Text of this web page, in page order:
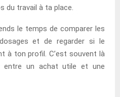
du travail à ta place.
le temps de comparer les
et de regarder si le
à ton profil. C’est souvent là
un achat utile et une